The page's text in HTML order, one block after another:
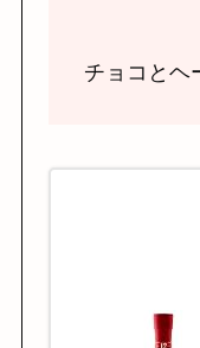
チョコとヘ